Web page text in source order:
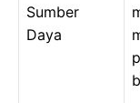
Sumber
Daya